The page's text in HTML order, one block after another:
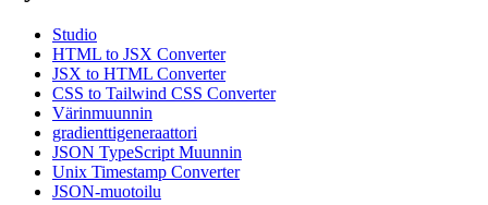
Studio
HTML to JSX Converter
JSX to HTML Converter
CSS to Tailwind CSS Converter
Värinmuunnin
gradienttigeneraattori
JSON TypeScript Muunnin
Unix Timestamp Converter
JSON-muotoilu